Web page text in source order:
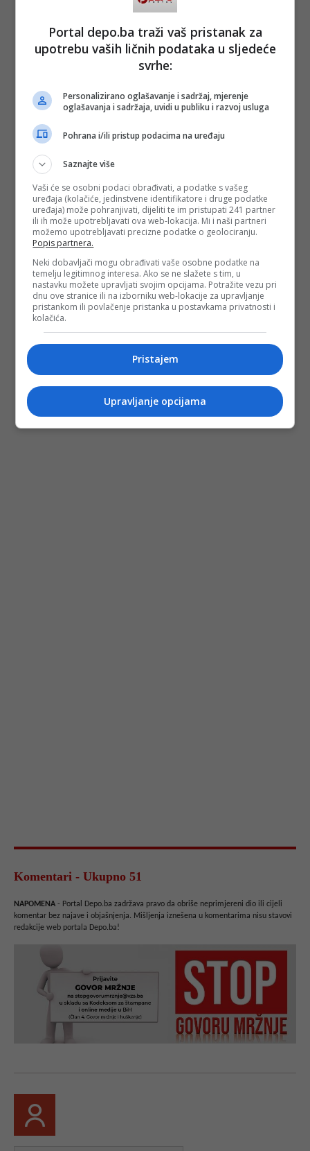
Komentari - Ukupno 51
NAPOMENA - Portal Depo.ba zadržava pravo da obriše neprimjereni dio ili cijeli
komentar bez najave i objašnjenja. Mišljenja iznešena u komentarima nisu stavovi
redakcije web portala Depo.ba!
Portal depo.ba traži vaš pristanak za
upotrebu vaših ličnih podataka u sljedeće
svrhe:
Personalizirano oglašavanje i sadržaj, mjerenje
oglašavanja i sadržaja, uvidi u publiku i razvoj usluga
Pohrana i/ili pristup podacima na uređaju
Saznajte više
Vaši će se osobni podaci obrađivati, a podatke s vašeg
uređaja (kolačiće, jedinstvene identifikatore i druge podatke
uređaja) može pohranjivati, dijeliti te im pristupati 241 partner
ili ih može upotrebljavati ova web-lokacija. Mi i naši partneri
možemo upotrebljavati precizne podatke o geolociranju.
Popis partnera.
Neki dobavljači mogu obrađivati vaše osobne podatke na
temelju legitimnog interesa. Ako se ne slažete s tim, u
nastavku možete upravljati svojim opcijama. Potražite vezu pri
dnu ove stranice ili na izborniku web-lokacije za upravljanje
pristankom ili povlačenje pristanka u postavkama privatnosti i
kolačića.
Pristajem
Upravljanje opcijama